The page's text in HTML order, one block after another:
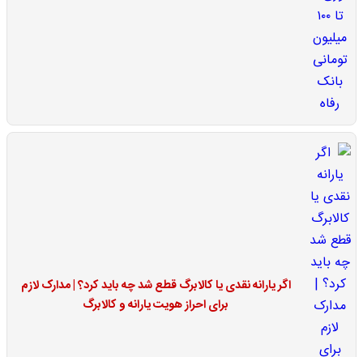
اگر یارانه نقدی یا کالابرگ قطع شد چه باید کرد؟ | مدارک لازم
برای احراز هویت یارانه و کالابرگ